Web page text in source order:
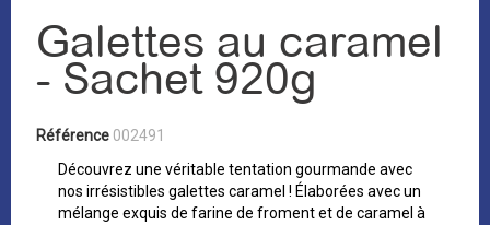
Galettes au caramel
- Sachet 920g
Référence 002491
Découvrez une véritable tentation gourmande avec
nos irrésistibles galettes caramel ! Élaborées avec un
mélange exquis de farine de froment et de caramel à